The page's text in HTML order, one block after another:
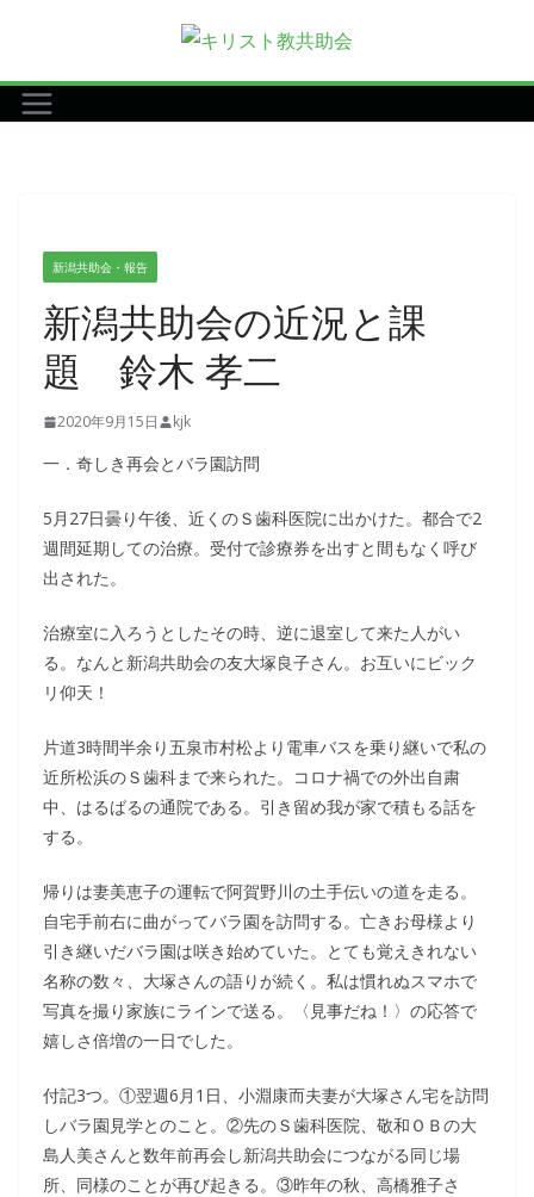
テ
ン
新潟共助会・報告
新潟共助会の近況と課
題 鈴木 孝二
2020年9月15日 kjk
一．奇しき再会とバラ園訪問
5月27日曇り午後、近くのＳ歯科医院に出かけた。都合で2
週間延期しての治療。受付で診療券を出すと間もなく呼び
出された。
治療室に入ろうとしたその時、逆に退室して来た人がい
る。なんと新潟共助会の友大塚良子さん。お互いにビック
リ仰天！
片道3時間半余り五泉市村松より電車バスを乗り継いで私の
近所松浜のＳ歯科まで来られた。コロナ禍での外出自粛
中、はるばるの通院である。引き留め我が家で積もる話を
する。
帰りは妻美恵子の運転で阿賀野川の土手伝いの道を走る。
自宅手前右に曲がってバラ園を訪問する。亡きお母様より
引き継いだバラ園は咲き始めていた。とても覚えきれない
名称の数々、大塚さんの語りが続く。私は慣れぬスマホで
写真を撮り家族にラインで送る。〈見事だね！〉の応答で
嬉しさ倍増の一日でした。
付記3つ。①翌週6月1日、小淵康而夫妻が大塚さん宅を訪問
しバラ園見学とのこと。②先のＳ歯科医院、敬和ＯＢの大
島人美さんと数年前再会し新潟共助会につながる同じ場
所、同様のことが再び起きる。③昨年の秋、高橋雅子さ